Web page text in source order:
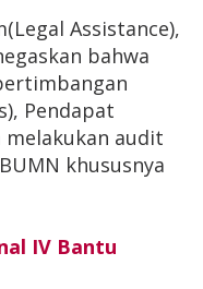
Assistance),
bahwa
Pendapat
melakukan audit
khususnya
IV Bantu